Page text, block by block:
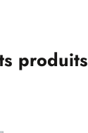
produits